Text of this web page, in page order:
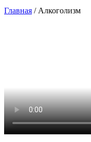
Главная / Алкоголизм